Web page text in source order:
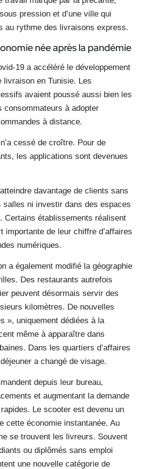
pression et d’une ville qui
au rythme des livraisons express.
née après la pandémie
19 a accéléré le développement
livraison en Tunisie. Les
avaient poussé aussi bien les
consommateurs à adopter
à distance.
cessé de croître. Pour de
les applications sont devenues
davantage de clients sans
salles ni investir dans des espaces
Certains établissements réalisent
importante de leur chiffre d’affaires
numériques.
a également modifié la géographie
Des restaurants autrefois
peuvent désormais servir des
kilomètres. De nouvelles
», uniquement dédiées à la
même à apparaître dans
Dans les quartiers d’affaires
a changé de visage.
depuis leur bureau,
et augmentant la demande
Le scooter est devenu un
cette économie instantanée. Au
se trouvent les livreurs. Souvent
ou diplômés sans emploi
une nouvelle catégorie de